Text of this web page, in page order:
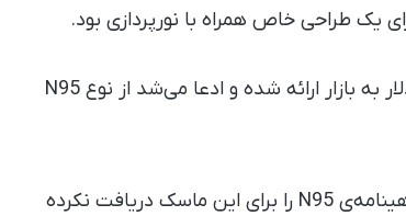
یک طراحی خاص همراه با نورپردازی بود.
این ماسک با نام RGB-clad Zephyr در سال ۲۰۲۱ با قیمت ۱۰۰ دلار به بازار ارائه شده و ادعا می‌شد از نوع N95
اما کمی بعد یکی از کاربران متوجه شده که شرکت ریزر اصلا گواهینامه‌ی N95 را برای این ماسک دریافت نکرده